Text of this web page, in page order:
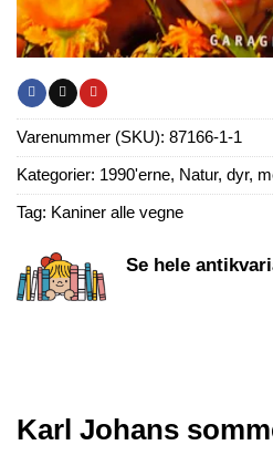
Varenummer (SKU): 87166-1-1
Kategorier: 1990'erne, Natur, dyr,
Tag: Kaniner alle vegne
Se hele
Karl Johans